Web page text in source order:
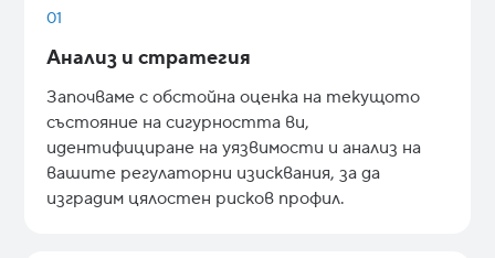
01
Анализ и стратегия
Започваме с обстойна оценка на текущото
състояние на сигурността ви,
идентифициране на уязвимости и анализ на
вашите регулаторни изисквания, за да
изградим цялостен рисков профил.